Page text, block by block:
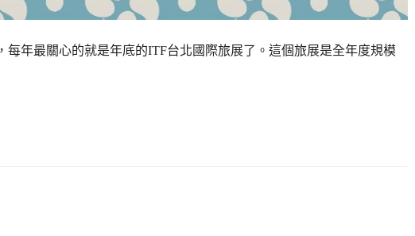
每年最關心的就是年底的ITF台北國際旅展了。這個旅展是全年度規模